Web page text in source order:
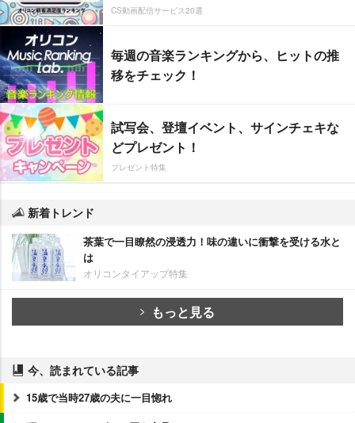
CS動画配信サービス20選
毎週の音楽ランキングから、ヒットの推
移をチェック！
試写会、登壇イベント、サインチェキな
どプレゼント！
プレゼント特集
新着トレンド
茶葉で一目瞭然の浸透力！味の違いに衝撃を受ける水と
は
オリコンタイアップ特集
もっと見る
今、読まれている記事
15歳で当時27歳の夫に一目惚れ